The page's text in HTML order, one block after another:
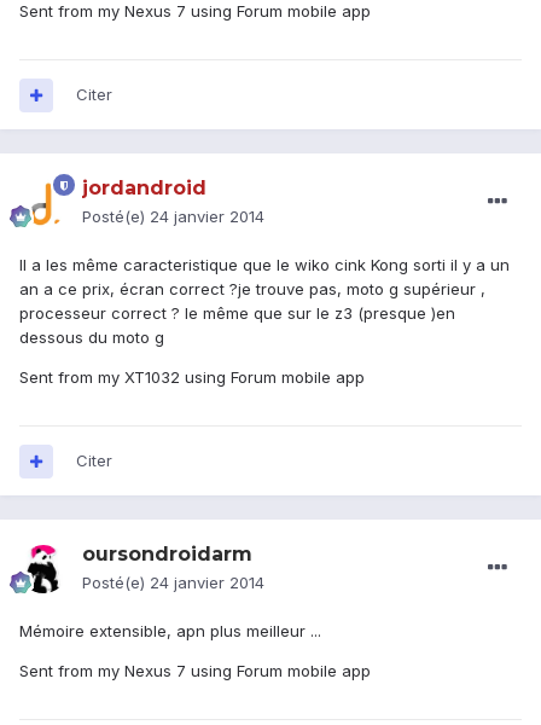
Sent from my Nexus 7 using Forum mobile app
Citer
jordandroid
Posté(e) 24 janvier 2014
Il a les même caracteristique que le wiko cink Kong sorti il y a un
an a ce prix, écran correct ?je trouve pas, moto g supérieur ,
processeur correct ? le même que sur le z3 (presque )en
dessous du moto g
Sent from my XT1032 using Forum mobile app
Citer
oursondroidarm
Posté(e) 24 janvier 2014
Mémoire extensible, apn plus meilleur ...
Sent from my Nexus 7 using Forum mobile app